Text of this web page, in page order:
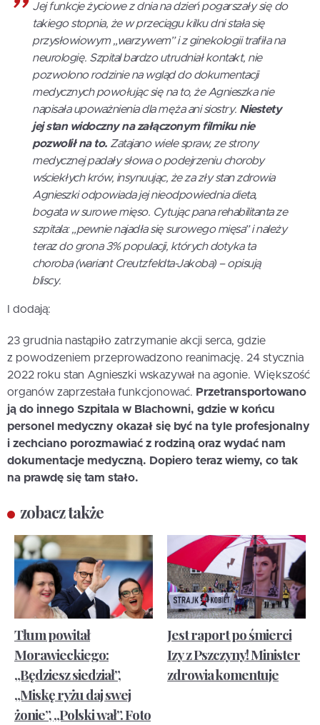
Jej funkcje życiowe z dnia na dzień pogarszały się do
takiego stopnia, że w przeciągu kilku dni stała się
przysłowiowym „warzywem” i z ginekologii trafiła na
neurologię. Szpital bardzo utrudniał kontakt, nie
pozwolono rodzinie na wgląd do dokumentacji
medycznych powołując się na to, że Agnieszka nie
napisała upoważnienia dla męża ani siostry. Niestety
jej stan widoczny na załączonym filmiku nie
pozwolił na to. Zatajano wiele spraw, ze strony
medycznej padały słowa o podejrzeniu choroby
wściekłych krów, insynuując, że za zły stan zdrowia
Agnieszki odpowiada jej nieodpowiednia dieta,
bogata w surowe mięso. Cytując pana rehabilitanta ze
szpitala: „pewnie najadła się surowego mięsa” i należy
teraz do grona 3% populacji, których dotyka ta
choroba (wariant Creutzfeldta-Jakoba) – opisują
bliscy.
I dodają:
23 grudnia nastąpiło zatrzymanie akcji serca, gdzie
z powodzeniem przeprowadzono reanimację. 24 stycznia
2022 roku stan Agnieszki wskazywał na agonie. Większość
organów zaprzestała funkcjonować. Przetransportowano
ją do innego Szpitala w Blachowni, gdzie w końcu
personel medyczny okazał się być na tyle profesjonalny
i zechciano porozmawiać z rodziną oraz wydać nam
dokumentacje medyczną. Dopiero teraz wiemy, co tak
na prawdę się tam stało.
zobacz także
Tłum powitał
Morawieckiego:
„Będziesz siedział”,
„Miskę ryżu daj swej
żonie”, „Polski wał”. Foto
Jest raport po śmierci
Izy z Pszczyny! Minister
zdrowia komentuje